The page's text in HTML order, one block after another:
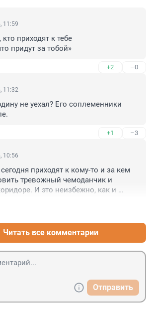
11:59
кто приходят к тебе
придут за тобой»
+2 –0
11:32
не уехал? Его соплеменники
+1 –3
10:56
приходят к кому-то и за кем
тревожный чемоданчик и
И это неизбежно, как и
Читать все комментарии
Отправить